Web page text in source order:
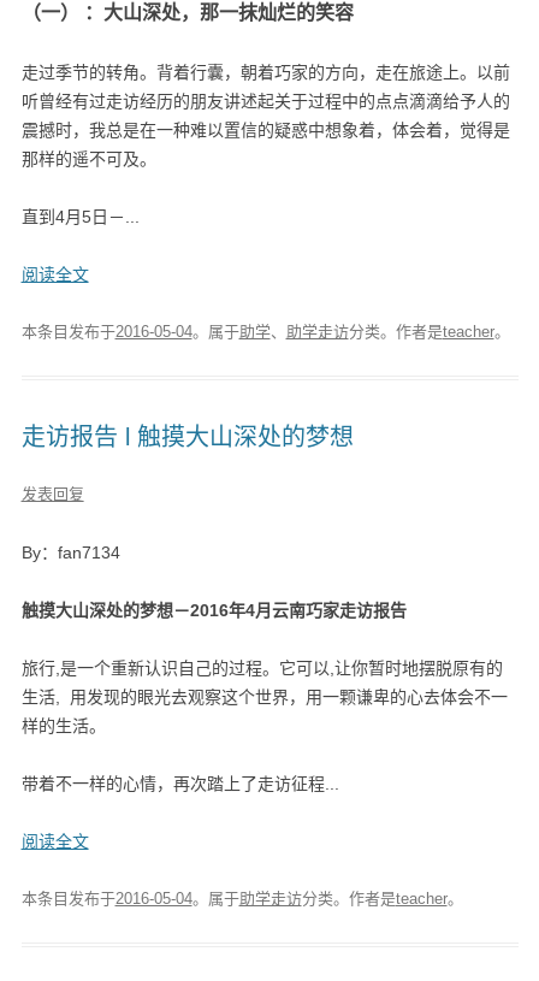
（一） ：大山深处，那一抹灿烂的笑容
走过季节的转角。背着行囊，朝着巧家的方向，走在旅途上。以前
听曾经有过走访经历的朋友讲述起关于过程中的点点滴滴给予人的
震撼时，我总是在一种难以置信的疑惑中想象着，体会着，觉得是
那样的遥不可及。
直到4月5日－...
阅读全文
本条目发布于2016-05-04。属于助学、 助学走访分类。 作者是teacher。
走访报告 l 触摸大山深处的梦想
发表回复
By：fan7134
触摸大山深处的梦想－2016年4月云南巧家走访报告
旅行,是一个重新认识自己的过程。它可以,让你暂时地摆脱原有的
生活, 用发现的眼光去观察这个世界，用一颗谦卑的心去体会不一
样的生活。
带着不一样的心情，再次踏上了走访征程...
阅读全文
本条目发布于2016-05-04。属于助学走访分类。 作者是teacher。